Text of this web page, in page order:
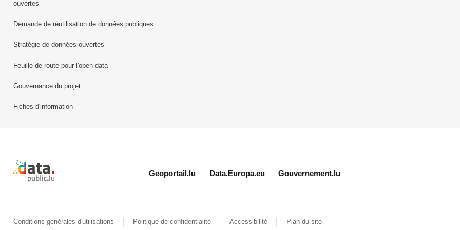
ouvertes
Demande de réutilisation de données publiques
Stratégie de données ouvertes
Feuille de route pour l'open data
Gouvernance du projet
Fiches d'information
Retour à l'accueil de data.public.lu
Geoportail.lu Data.Europa.eu Gouvernement.lu
Conditions générales d'utilisations Politique de confidentialité Accessibilité Plan du site